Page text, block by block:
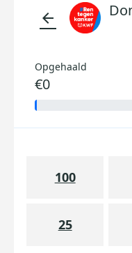
arrow_back
Opgehaald
€0
100
25